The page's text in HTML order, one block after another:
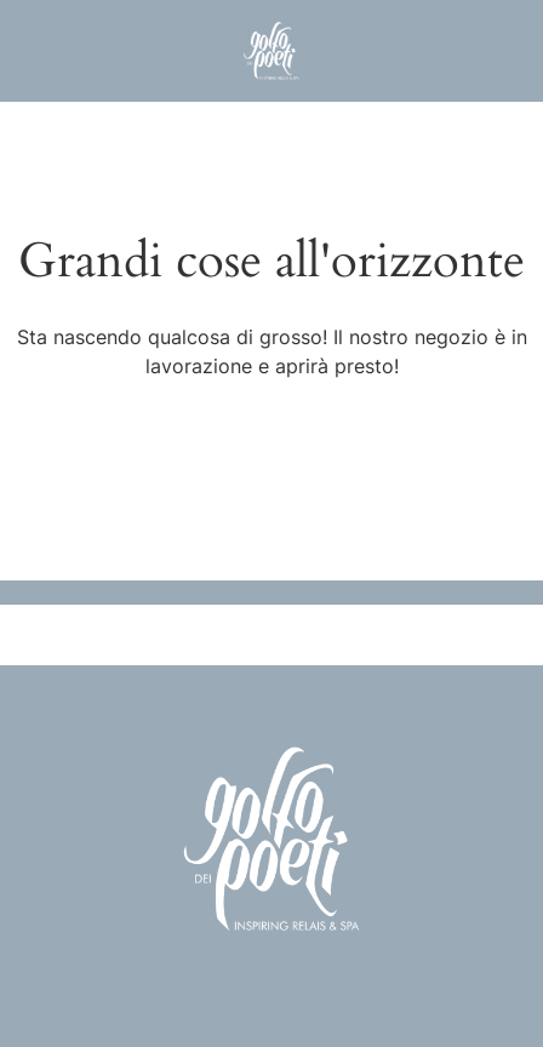
Grandi cose all'orizzonte
Sta nascendo qualcosa di grosso! Il nostro negozio è in
lavorazione e aprirà presto!